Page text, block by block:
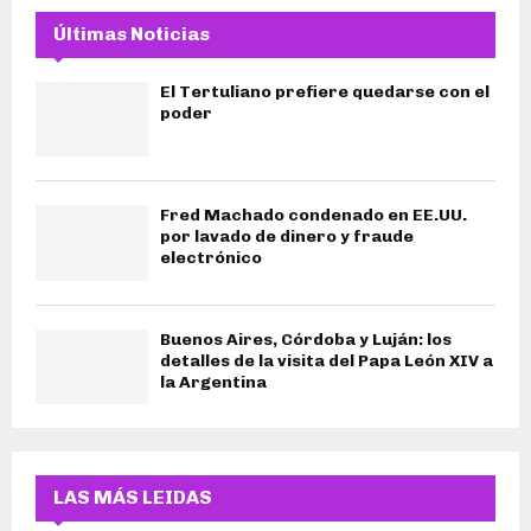
Últimas Noticias
El Tertuliano prefiere quedarse con el
poder
Fred Machado condenado en EE.UU.
por lavado de dinero y fraude
electrónico
Buenos Aires, Córdoba y Luján: los
detalles de la visita del Papa León XIV a
la Argentina
LAS MÁS LEIDAS